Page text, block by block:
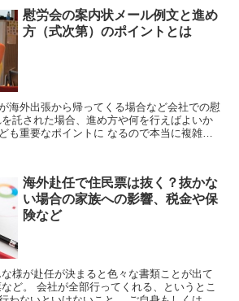
慰労会の案内状メール例文と進め
方（式次第）のポイントとは
海外出張から帰ってくる場合など会社での慰
託された場合、進め方や何を行えばよいか
も重要なポイントに なるので本当に複雑で
海外赴任で住民票は抜く？抜かな
い場合の家族への影響、税金や保
険など
様が赴任が決まると色々な書類ことが出て
ど。 会社が全部行ってくれる、というとこ